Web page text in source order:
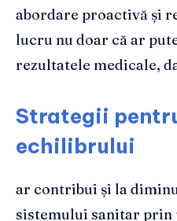
abordare proactivă și
lucru nu doar că ar
rezultatele medicale,
Strategii
echilibrului
ar contribui și la
sistemului sanitar